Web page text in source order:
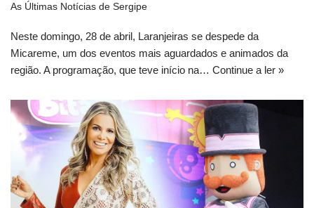
As Últimas Notícias de Sergipe
Neste domingo, 28 de abril, Laranjeiras se despede da
Micareme, um dos eventos mais aguardados e animados da
região. A programação, que teve início na… Continue a ler »